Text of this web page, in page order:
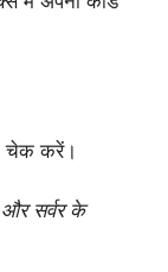
चेक करें।
सर्वर के